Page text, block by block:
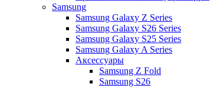
Samsung
Samsung Galaxy Z Series
Samsung Galaxy S26 Series
Samsung Galaxy S25 Series
Samsung Galaxy A Series
Аксессуары
Samsung Z Fold
Samsung S26